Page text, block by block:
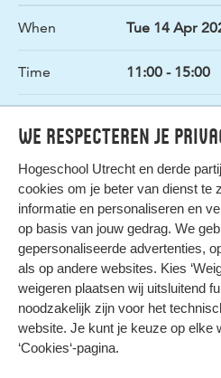
We respecteren je
Hogeschool Utrecht en derde
cookies om je beter van dienst te
informatie en personaliseren en
op basis van jouw gedrag. We
gepersonaliseerde advertenties,
als op andere websites. Kies
weigeren plaatsen wij uitsluitend
noodzakelijk zijn voor het
website. Je kunt je keuze op elke
‘Cookies‘-pagina.
When Tue 14 Apr
Time 11:00 - 15:00
HIER KOMT
Privacy
Cookies